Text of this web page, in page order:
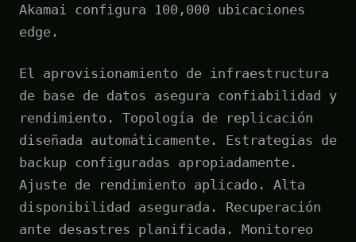
Akamai configura 100,000 ubicaciones
edge.
El aprovisionamiento de infraestructura
de base de datos asegura confiabilidad y
rendimiento. Topología de replicación
diseñada automáticamente. Estrategias de
backup configuradas apropiadamente.
Ajuste de rendimiento aplicado. Alta
disponibilidad asegurada. Recuperación
ante desastres planificada. Monitoreo